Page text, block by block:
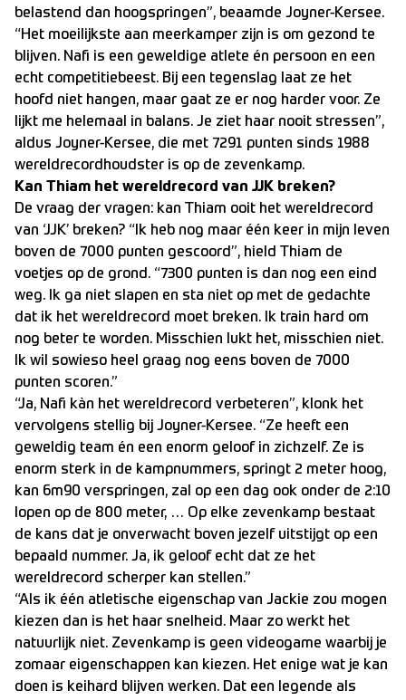
belastend dan hoogspringen”, beaamde Joyner-Kersee.
“Het moeilijkste aan meerkamper zijn is om gezond te
blijven. Nafi is een geweldige atlete én persoon en een
echt competitiebeest. Bij een tegenslag laat ze het
hoofd niet hangen, maar gaat ze er nog harder voor. Ze
lijkt me helemaal in balans. Je ziet haar nooit stressen”,
aldus Joyner-Kersee, die met 7291 punten sinds 1988
wereldrecordhoudster is op de zevenkamp.
Kan Thiam het wereldrecord van JJK breken?
De vraag der vragen: kan Thiam ooit het wereldrecord
van ‘JJK’ breken? “Ik heb nog maar één keer in mijn leven
boven de 7000 punten gescoord”, hield Thiam de
voetjes op de grond. “7300 punten is dan nog een eind
weg. Ik ga niet slapen en sta niet op met de gedachte
dat ik het wereldrecord moet breken. Ik train hard om
nog beter te worden. Misschien lukt het, misschien niet.
Ik wil sowieso heel graag nog eens boven de 7000
punten scoren.”
“Ja, Nafi kàn het wereldrecord verbeteren”, klonk het
vervolgens stellig bij Joyner-Kersee. “Ze heeft een
geweldig team én een enorm geloof in zichzelf. Ze is
enorm sterk in de kampnummers, springt 2 meter hoog,
kan 6m90 verspringen, zal op een dag ook onder de 2:10
lopen op de 800 meter, … Op elke zevenkamp bestaat
de kans dat je onverwacht boven jezelf uitstijgt op een
bepaald nummer. Ja, ik geloof echt dat ze het
wereldrecord scherper kan stellen.”
“Als ik één atletische eigenschap van Jackie zou mogen
kiezen dan is het haar snelheid. Maar zo werkt het
natuurlijk niet. Zevenkamp is geen videogame waarbij je
zomaar eigenschappen kan kiezen. Het enige wat je kan
doen is keihard blijven werken. Dat een legende als